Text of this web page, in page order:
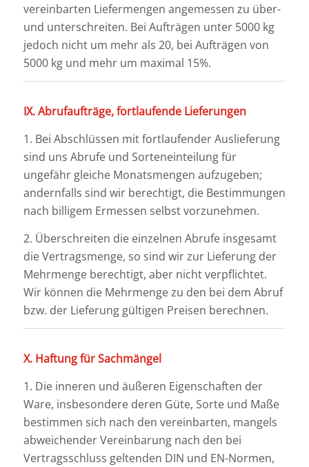
vereinbarten Liefermengen angemessen zu über-
und unterschreiten. Bei Aufträgen unter 5000 kg
jedoch nicht um mehr als 20, bei Aufträgen von
5000 kg und mehr um maximal 15%.
IX. Abrufaufträge, fortlaufende Lieferungen
1. Bei Abschlüssen mit fortlaufender Auslieferung
sind uns Abrufe und Sorteneinteilung für
ungefähr gleiche Monatsmengen aufzugeben;
andernfalls sind wir berechtigt, die Bestimmungen
nach billigem Ermessen selbst vorzunehmen.
2. Überschreiten die einzelnen Abrufe insgesamt
die Vertragsmenge, so sind wir zur Lieferung der
Mehrmenge berechtigt, aber nicht verpflichtet.
Wir können die Mehrmenge zu den bei dem Abruf
bzw. der Lieferung gültigen Preisen berechnen.
X. Haftung für Sachmängel
1. Die inneren und äußeren Eigenschaften der
Ware, insbesondere deren Güte, Sorte und Maße
bestimmen sich nach den vereinbarten, mangels
abweichender Vereinbarung nach den bei
Vertragsschluss geltenden DIN und EN-Normen,